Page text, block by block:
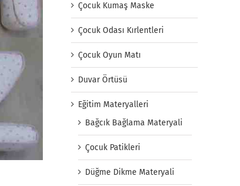
Çocuk Kumaş Maske
Çocuk Odası Kırlentleri
Çocuk Oyun Matı
Duvar Örtüsü
Eğitim Materyalleri
Bağcık Bağlama Materyali
Çocuk Patikleri
Düğme Dikme Materyali